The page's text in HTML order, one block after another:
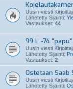
Uusin viesti
Lähetetty Sijainti:
Vastaukset: 44
99 L -74
Uusin viesti
Lähetetty Sijainti:
Vastaukset: 2
Ostetaan Saab
Uusin viesti
Lähetetty Sijainti: